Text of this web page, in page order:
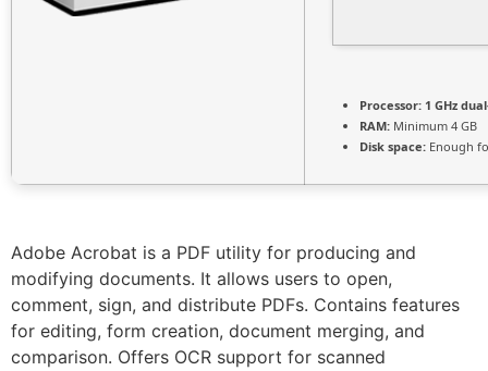
Processor: 1 GHz
RAM: Minimum 4 GB
Disk space: Enough
Adobe Acrobat is a PDF utility for producing and
modifying documents. It allows users to open,
comment, sign, and distribute PDFs. Contains features
for editing, form creation, document merging, and
comparison. Offers OCR support for scanned